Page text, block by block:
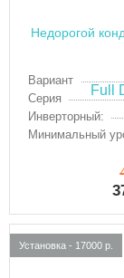
Недорогой
Вариант
Серия
Инверторный:
Минимальный
Установка - 17000 р.